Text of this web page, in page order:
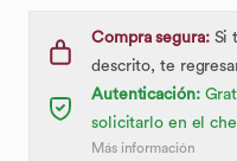
Compra segura:Si
descrito, te
Autenticación:
solicitarlo en el
Más información